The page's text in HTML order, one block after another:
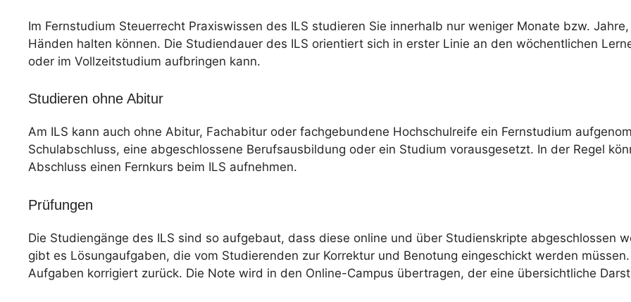
Im Fernstudium Steuerrecht Praxiswissen des ILS studieren Sie innerhalb nur weniger Monate bzw.
Händen halten können. Die Studiendauer des ILS orientiert sich in erster Linie an den wöchentlichen
oder im Vollzeitstudium aufbringen kann.
Studieren ohne Abitur
Am ILS kann auch ohne Abitur, Fachabitur oder fachgebundene Hochschulreife ein Fernstudium
Schulabschluss, eine abgeschlossene Berufsausbildung oder ein Studium vorausgesetzt. In der Regel
Abschluss einen Fernkurs beim ILS aufnehmen.
Prüfungen
Die Studiengänge des ILS sind so aufgebaut, dass diese online und über Studienskripte abgeschlossen
gibt es Lösungaufgaben, die vom Studierenden zur Korrektur und Benotung eingeschickt werden
Aufgaben korrigiert zurück. Die Note wird in den Online-Campus übertragen, der eine übersichtliche